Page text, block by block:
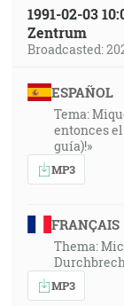
1991-02-03
Zentrum
Broadcasted:
ESPAÑOL
Tema:
entonces
guía)!»
MP3
FRANÇAIS
Thema:
MP3